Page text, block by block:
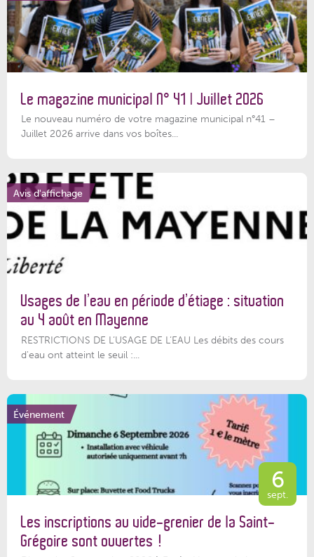
Le magazine municipal N° 41 | Juillet 2026
Le nouveau numéro de votre magazine municipal n°41 –
Juillet 2026 arrive dans vos boîtes...
Avis d'affichage
Usages de l’eau en période d’étiage : situation
au 4 août en Mayenne
RESTRICTIONS DE L’USAGE DE L’EAU Les débits des cours
d'eau ont atteint le seuil :...
Événement
6
sept.
Les inscriptions au vide-grenier de la Saint-
Grégoire sont ouvertes !